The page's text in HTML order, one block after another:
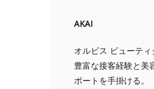
AKAI
オルビス ビューテ
豊富な接客経験と美
ポートを手掛ける。